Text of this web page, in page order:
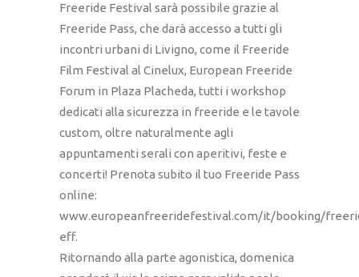
Freeride Festival sarà possibile grazie al
Freeride Pass, che darà accesso a tutti gli
incontri urbani di Livigno, come il Freeride
Film Festival al Cinelux, European Freeride
Forum in Plaza Placheda, tutti i workshop
dedicati alla sicurezza in freeride e le tavole
custom, oltre naturalmente agli
appuntamenti serali con aperitivi, feste e
concerti! Prenota subito il tuo Freeride Pass
online:
www.europeanfreeridefestival.com/it/booking/
eff.
Ritornando alla parte agonistica, domenica